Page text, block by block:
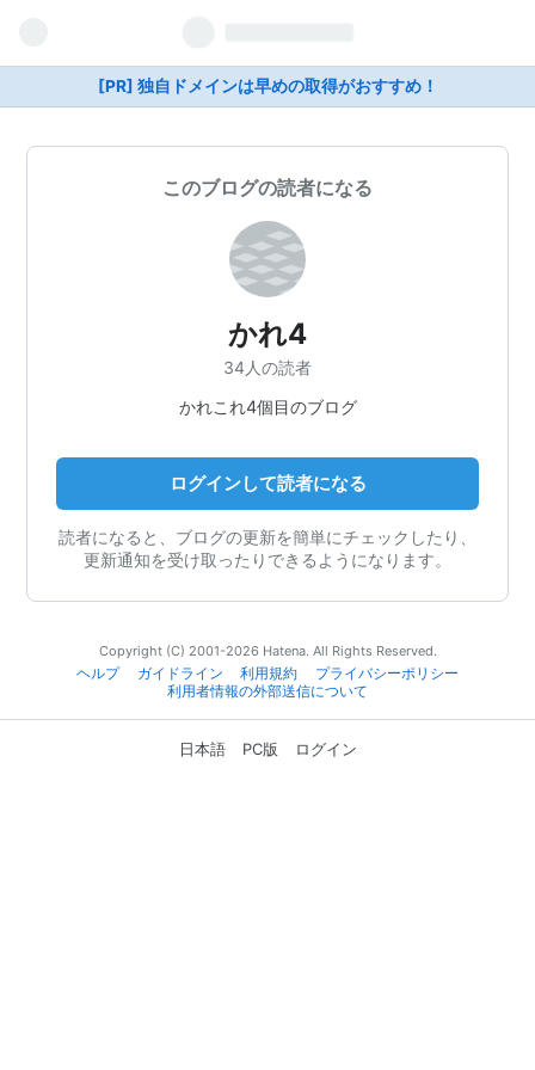
[PR] 独自ドメインは早めの取得がおすすめ！
このブログの読者になる
かれ4
34人の読者
かれこれ4個目のブログ
ログインして読者になる
読者になると、ブログの更新を簡単にチェックしたり、
更新通知を受け取ったりできるようになります。
Copyright (C) 2001-2026 Hatena. All Rights Reserved.
ヘルプ
ガイドライン 利用規約
プライバシーポリシー
利用者情報の外部送信について
日本語 PC版 ログイン